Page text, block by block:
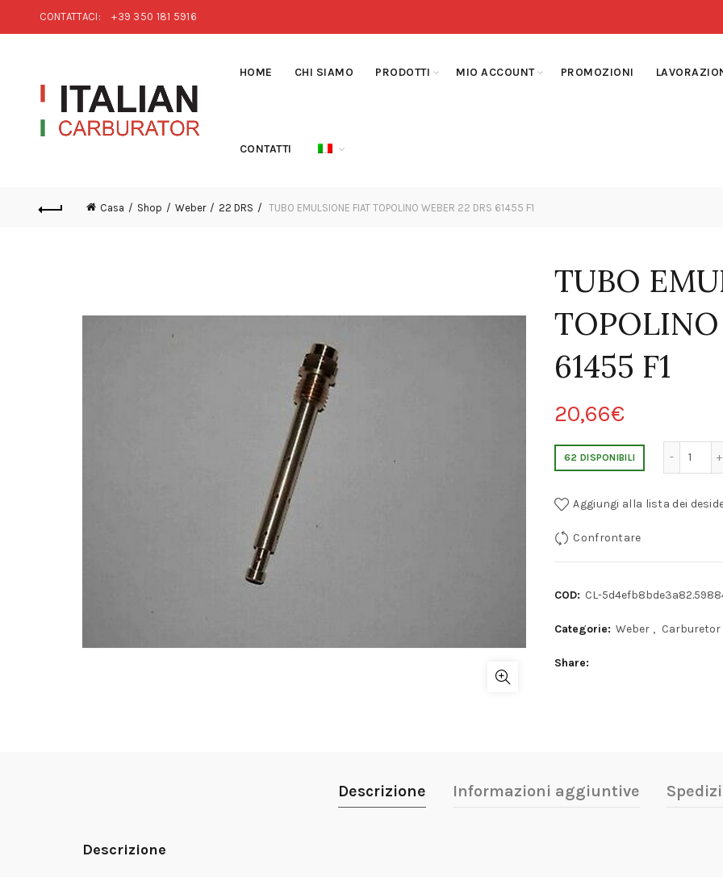
CONTATTACI: +39 350 181 5916
HOME CHI SIAMO PRODOTTI MIO ACCOUNT PROMOZIONI
CONTATTI
Casa Shop Weber 22 DRS TUBO EMULSIONE FIAT TOPOLINO WEBER 22 DRS 61455 F1
TUBO
TOPOLINO
61455 F1
20,66€
62 DISPONIBILI
TUBO EMULSIONE FIAT TOPOLINO
Aggiungi alla lista dei
Confrontare
COD: CL-
Categorie: Weber ,
Share
Descrizione Informazioni aggiuntive
Descrizione